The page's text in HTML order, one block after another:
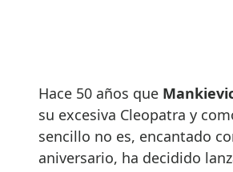
Hace 50 años que
su excesiva Cleopatra y
sencillo no es, encantado
aniversario, ha decidido